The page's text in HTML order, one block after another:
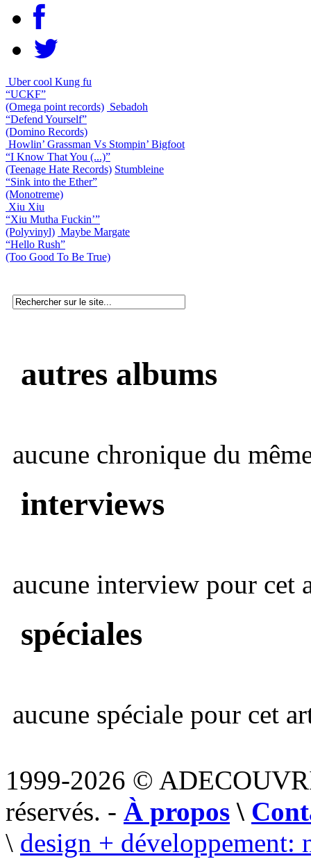
Uber cool Kung fu
“UCKF”
(Omega point records) Sebadoh
“Defend Yourself”
(Domino Records)
Howlin’ Grassman Vs Stompin’ Bigfoot
“I Know That You (...)”
(Teenage Hate Records) Stumbleine
“Sink into the Ether”
(Monotreme)
Xiu Xiu
“Xiu Mutha Fuckin’”
(Polyvinyl) Maybe Margate
“Hello Rush”
(Too Good To Be True)
autres albums
aucune chronique du
interviews
aucune interview pour cet
spéciales
aucune spéciale pour cet
1999-2026 ©
réservés. - À propos \
\ design + développement: